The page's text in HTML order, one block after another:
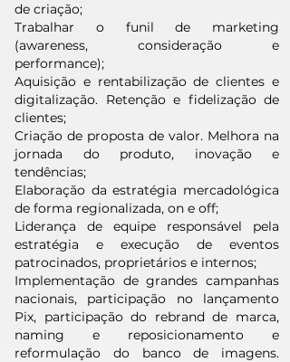
de criação;
Trabalhar o funil de marketing
(awareness, consideração e
performance);
Aquisição e rentabilização de clientes e
digitalização. Retenção e fidelização de
clientes;
Criação de proposta de valor. Melhora na
jornada do produto, inovação e
tendências;
Elaboração da estratégia mercadológica
de forma regionalizada, on e off;
Liderança de equipe responsável pela
estratégia e execução de eventos
patrocinados, proprietários e internos;
Implementação de grandes campanhas
nacionais, participação no lançamento
Pix, participação do rebrand de marca,
naming e reposicionamento e
reformulação do banco de imagens.